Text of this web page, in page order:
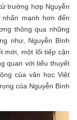
trường hợp Nguyễn
nhấn mạnh hơn đến
thông qua những
như, Nguyễn Bình
mới, một lối tiếp cận
quan với tiểu thuyết
của văn học Việt
của Nguyễn Bình